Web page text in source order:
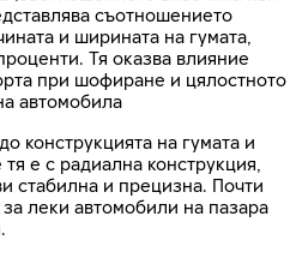
съотношението
и ширината на гумата,
Тя оказва влияние
при шофиране и цялостното
автомобила
конструкцията на гумата и
тя е с радиална конструкция,
стабилна и прецизна. Почти
за леки автомобили на пазара